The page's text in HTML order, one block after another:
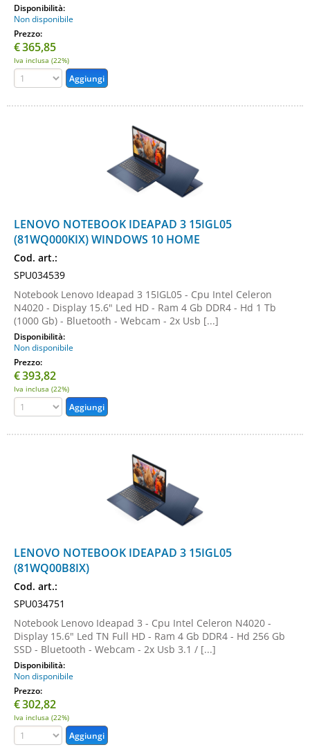
Disponibilità:
Non disponibile
Prezzo:
€365,85
Iva inclusa (22%)
LENOVO NOTEBOOK IDEAPAD 3 15IGL05
(81WQ000KIX) WINDOWS 10 HOME
Cod. art.:
SPU034539
Notebook Lenovo Ideapad 3 15IGL05 - Cpu Intel Celeron
N4020 - Display 15.6" Led HD - Ram 4 Gb DDR4 - Hd 1 Tb
(1000 Gb) - Bluetooth - Webcam - 2x Usb [...]
Disponibilità:
Non disponibile
Prezzo:
€393,82
Iva inclusa (22%)
LENOVO NOTEBOOK IDEAPAD 3 15IGL05
(81WQ00B8IX)
Cod. art.:
SPU034751
Notebook Lenovo Ideapad 3 - Cpu Intel Celeron N4020 -
Display 15.6" Led TN Full HD - Ram 4 Gb DDR4 - Hd 256 Gb
SSD - Bluetooth - Webcam - 2x Usb 3.1 / [...]
Disponibilità:
Non disponibile
Prezzo:
€302,82
Iva inclusa (22%)